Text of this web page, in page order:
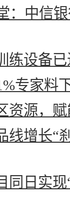
：中信
练设备
专家料
资源，
线增长“
同日实